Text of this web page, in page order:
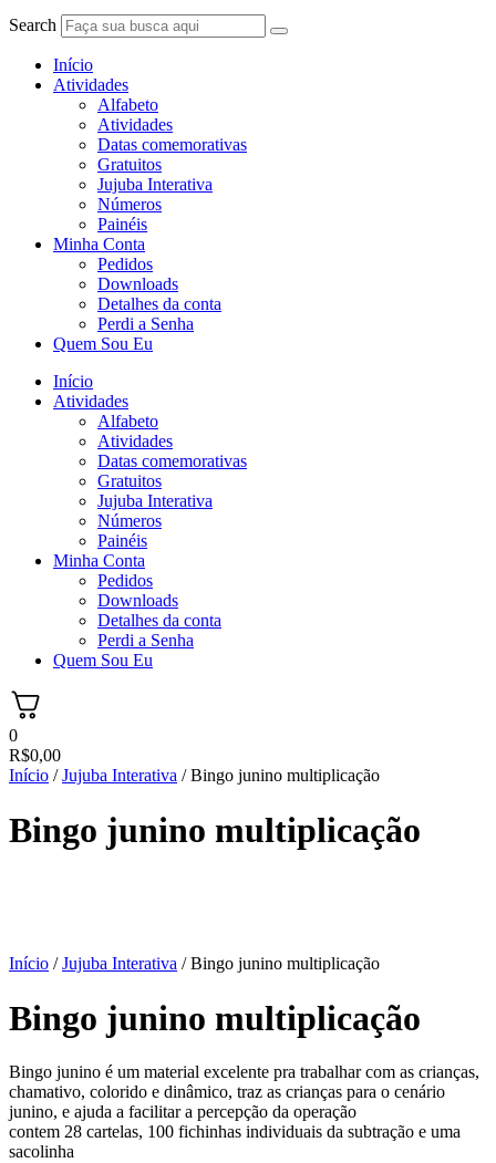
Search
Início
Atividades
Alfabeto
Atividades
Datas comemorativas
Gratuitos
Jujuba Interativa
Números
Painéis
Minha Conta
Pedidos
Downloads
Detalhes da conta
Perdi a Senha
Quem Sou Eu
Início
Atividades
Alfabeto
Atividades
Datas comemorativas
Gratuitos
Jujuba Interativa
Números
Painéis
Minha Conta
Pedidos
Downloads
Detalhes da conta
Perdi a Senha
Quem Sou Eu
0
R$0,00
Início /Jujuba Interativa / Bingo junino multiplicação
Bingo junino multiplicação
Início /Jujuba Interativa / Bingo junino multiplicação
Bingo junino multiplicação
Bingo junino é um material excelente pra trabalhar com as crianças,
chamativo, colorido e dinâmico, traz as crianças para o cenário
junino, e ajuda a facilitar a percepção da operação
contem 28 cartelas, 100 fichinhas individuais da subtração e uma
sacolinha